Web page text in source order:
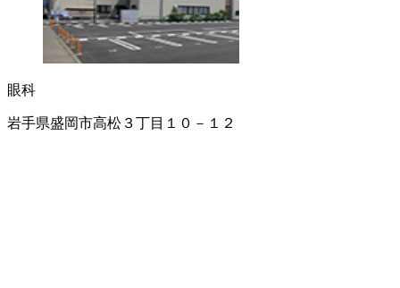
眼科
岩手県盛岡市高松３丁目１０－１２